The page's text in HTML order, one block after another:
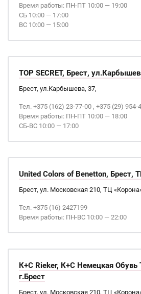
Время работы: ПН-ПТ 10:00 — 19:00
СБ 10:00 — 17:00
ВС 10:00 — 15:00
TOP SECRET, Брест,
Брест, ул.Карбышева, 37,
Тел. +375 (162) 23-77-00 , +375 (29) 954-
Время работы: ПН-ПТ 10:00 — 18:00
СБ-ВС 10:00 — 17:00
United Colors of Benetton, Брест,
Брест, ул. Московская 210, ТЦ
Тел. +375 (16) 2427199
Время работы: ПН-ВС 10:00 — 22:00
К+С Rieker, К+С Немецкая Обувь
г.Брест
Брест, ул. Московская 210, ТЦ